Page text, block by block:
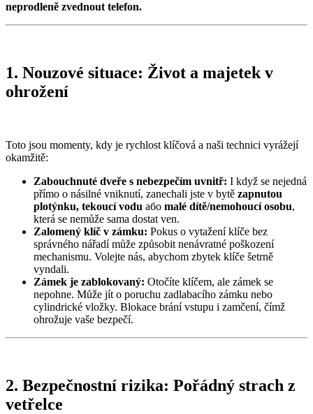
neprodleně zvednout telefon.
1. Nouzové situace: Život a majetek v
ohrožení
Toto jsou momenty, kdy je rychlost klíčová a naši technici vyrážejí
okamžitě:
Zabouchnuté dveře s nebezpečím uvnitř: I když se nejedná
přímo o násilné vniknutí, zanechali jste v bytě zapnutou
plotýnku, tekoucí vodu або malé dítě/nemohoucí osobu,
která se nemůže sama dostat ven.
Zalomený klíč v zámku: Pokus o vytažení klíče bez
správného nářadí může způsobit nenávratné poškození
mechanismu. Volejte nás, abychom zbytek klíče šetrně
vyndali.
Zámek je zablokovaný: Otočíte klíčem, ale zámek se
nepohne. Může jít o poruchu zadlabacího zámku nebo
cylindrické vložky. Blokace brání vstupu i zamčení, čímž
ohrožuje vaše bezpečí.
2. Bezpečnostní rizika: Pořádný strach z
vetřelce